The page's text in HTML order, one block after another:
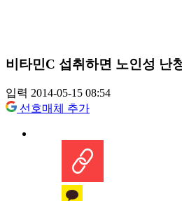
비타민C 섭취하면 노인성 난
입력 2014-05-15 08:54
선호매체 추가